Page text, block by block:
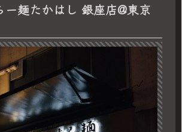
ー麺たかはし 銀座店@東京